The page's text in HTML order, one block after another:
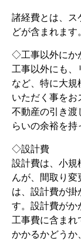
諸経費とは、ス
どが含まれます
◇工事以外にか
工事以外にも、
など、特に大規
いただく事をお
不動産の引き渡
らいの余裕を持
◇設計費
設計費は、小規
んが、間取り
は、設計費が掛
す。設計費がか
工事費に含まれ
かかるかどうか